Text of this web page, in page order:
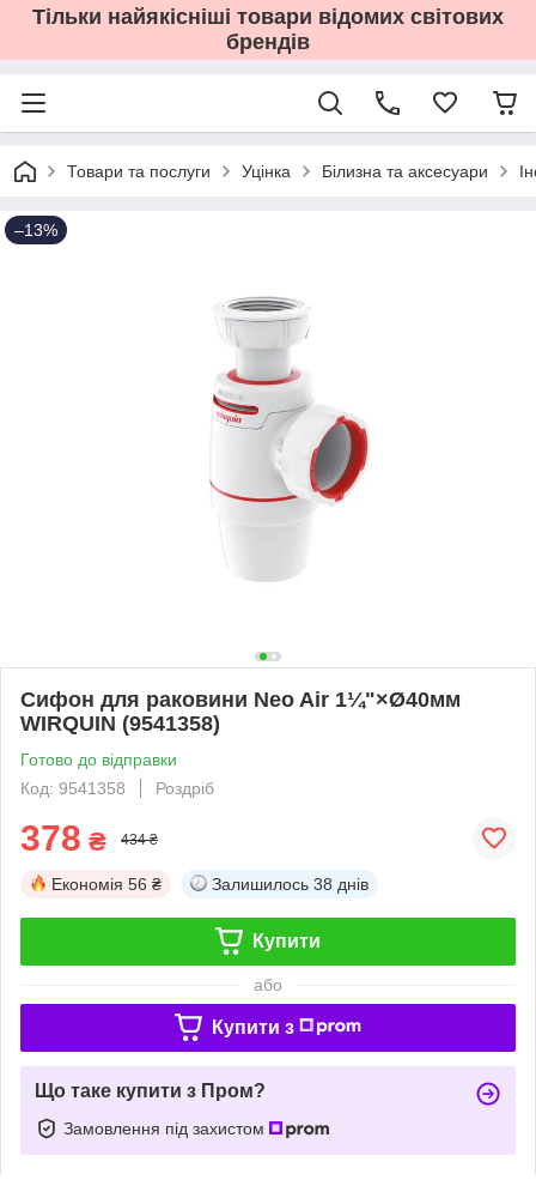
Тільки найякісніші товари відомих світових
брендів
Товари та послуги Уцінка Білизна та аксесуари
–13%
Сифон для раковини Neo Air 1¼"×Ø40мм
WIRQUIN (9541358)
Готово до відправки
Код: 9541358
Роздріб
378 ₴ 434 ₴
Економія 56 ₴ Залишилось 38 днів
Купити
або
Купити з
Що таке купити з Пром?
Замовлення під захистом